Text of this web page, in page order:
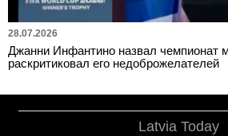
28.07.2026
Джанни Инфантино назвал чемпионат
раскритиковал его недоброжелателей
Latvia Today